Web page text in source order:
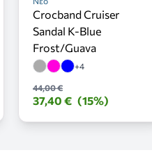
Crocband Cruiser
Sandal K-Blue
Frost/Guava
+4
44,00 €
37,40 € (15%)